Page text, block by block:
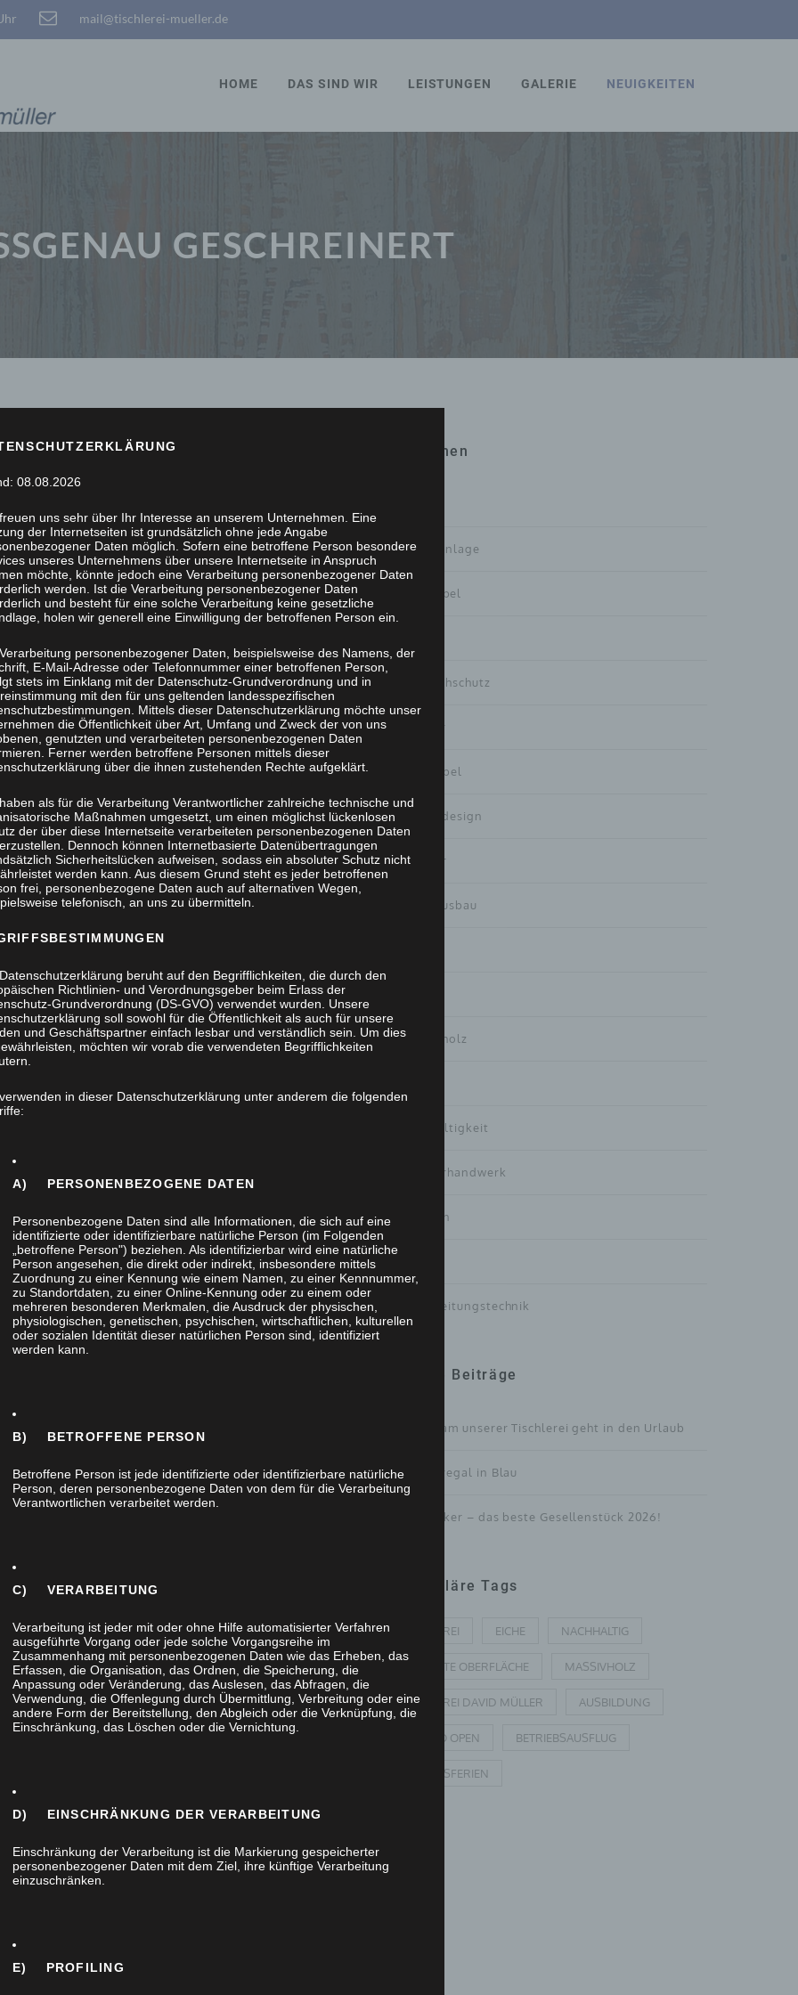
mail@tischlerei-mueller.de
HOME DAS SIND WIR LEISTUNGEN GALERIE NEUIGKEITEN
GESCHREINERT
UND
mit dem nachträglichen Weihnachtsessen
Ausflug in einer Schmiede im Bergischen, in
ganz praktisch kennenlernen sollten.
ein weiterer Tischlerbetrieb und ein Team aus
Personen im Alter von 16-57 Jahren.
unsere Sicherheit entsprechend mit
und mit Schutzbrillen ausgestattet.
dem glühenden Werkstoff Eisen wurden uns
Gruppe wollte nordische Messer schmieden,
noch Griffe aus Holz in der Tischlerwerkstatt
für Pflanzstäbe oder eine Pflanzschaufel.
dass vorher entweder im Schmiedeofen
gebracht wurde. Alle waren konzentriert,
arbeitete für sich und doch waren wir
freundlichen Besitzern und Mitarbeitern der
haben uns geholfen wenn wir ihre
dass jeder sein Werkstück selbst und
Themen
Außenanlage
Badmöbel
Einbruchschutz
Fenster
Flurmöbel
Gartendesign
Haustür
Innenausbau
Massivholz
Nachhaltigkeit
Tischlerhandwerk
Treppen
Verarbeitungstechnik
Neue Beiträge
Das Team unserer Tischlerei geht in den Urlaub
Bücherregal in Blau
Der Kicker – das beste Gesellenstück 2026!
Populäre Tags
TISCHLEREI EICHE NACHHALTIG
LACKIERTE OBERFLÄCHE MASSIVHOLZ
TISCHLEREI DAVID MÜLLER AUSBILDUNG
PUSH TO OPEN BETRIEBSAUSFLUG
BETRIEBSFERIEN
08.08.2026
uns sehr über Ihr Interesse an unserem Unternehmen. Eine
der Internetseiten ist grundsätzlich ohne jede Angabe
Daten möglich. Sofern eine betroffene Person besondere
unseres Unternehmens über unsere Internetseite in Anspruch
möchte, könnte jedoch eine Verarbeitung personenbezogener Daten
werden. Ist die Verarbeitung personenbezogener Daten
und besteht für eine solche Verarbeitung keine gesetzliche
holen wir generell eine Einwilligung der betroffenen Person ein.
personenbezogener Daten, beispielsweise des Namens, der
E-Mail-Adresse oder Telefonnummer einer betroffenen Person,
stets im Einklang mit der Datenschutz-Grundverordnung und in
mit den für uns geltenden landesspezifischen
Mittels dieser Datenschutzerklärung möchte unser
die Öffentlichkeit über Art, Umfang und Zweck der von uns
genutzten und verarbeiteten personenbezogenen Daten
Ferner werden betroffene Personen mittels dieser
über die ihnen zustehenden Rechte aufgeklärt.
als für die Verarbeitung Verantwortlicher zahlreiche technische und
Maßnahmen umgesetzt, um einen möglichst lückenlosen
der über diese Internetseite verarbeiteten personenbezogenen Daten
Dennoch können Internetbasierte Datenübertragungen
Sicherheitslücken aufweisen, sodass ein absoluter Schutz nicht
werden kann. Aus diesem Grund steht es jeder betroffenen
frei, personenbezogene Daten auch auf alternativen Wegen,
telefonisch, an uns zu übermitteln.
beruht auf den Begrifflichkeiten, die durch den
Richtlinien- und Verordnungsgeber beim Erlass der
Grundverordnung (DS-GVO) verwendet wurden. Unsere
soll sowohl für die Öffentlichkeit als auch für unsere
und Geschäftspartner einfach lesbar und verständlich sein. Um dies
möchten wir vorab die verwendeten Begrifflichkeiten
in dieser Datenschutzerklärung unter anderem die folgenden
A) PERSONENBEZOGENE DATEN
Personenbezogene Daten sind alle Informationen, die sich auf eine
identifizierte oder identifizierbare natürliche Person (im Folgenden
„betroffene Person") beziehen. Als identifizierbar wird eine natürliche
Person angesehen, die direkt oder indirekt, insbesondere mittels
Zuordnung zu einer Kennung wie einem Namen, zu einer Kennnummer,
zu Standortdaten, zu einer Online-Kennung oder zu einem oder
mehreren besonderen Merkmalen, die Ausdruck der physischen,
physiologischen, genetischen, psychischen, wirtschaftlichen, kulturellen
oder sozialen Identität dieser natürlichen Person sind, identifiziert
werden kann.
B) BETROFFENE PERSON
Betroffene Person ist jede identifizierte oder identifizierbare natürliche
Person, deren personenbezogene Daten von dem für die Verarbeitung
Verantwortlichen verarbeitet werden.
C) VERARBEITUNG
Verarbeitung ist jeder mit oder ohne Hilfe automatisierter Verfahren
ausgeführte Vorgang oder jede solche Vorgangsreihe im
Zusammenhang mit personenbezogenen Daten wie das Erheben, das
Erfassen, die Organisation, das Ordnen, die Speicherung, die
Anpassung oder Veränderung, das Auslesen, das Abfragen, die
Verwendung, die Offenlegung durch Übermittlung, Verbreitung oder eine
andere Form der Bereitstellung, den Abgleich oder die Verknüpfung, die
Einschränkung, das Löschen oder die Vernichtung.
D) EINSCHRÄNKUNG DER VERARBEITUNG
Einschränkung der Verarbeitung ist die Markierung gespeicherter
personenbezogener Daten mit dem Ziel, ihre künftige Verarbeitung
einzuschränken.
E) PROFILING